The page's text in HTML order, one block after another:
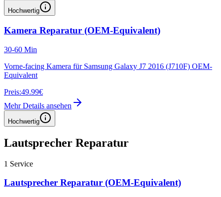
Hochwertig
Kamera Reparatur (OEM-Equivalent)
30-60 Min
Vorne-facing Kamera für Samsung Galaxy J7 2016 (J710F) OEM-
Equivalent
Preis:49.99€
Mehr Details ansehen
Hochwertig
Lautsprecher Reparatur
1 Service
Lautsprecher Reparatur (OEM-Equivalent)